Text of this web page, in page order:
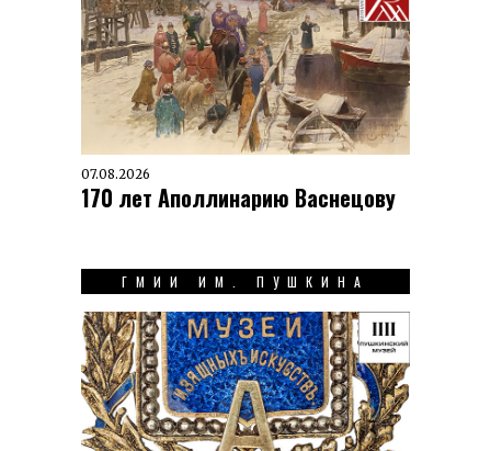
07.08.2026
170 лет Аполлинарию Васнецову
ГМИИ ИМ. ПУШКИНА